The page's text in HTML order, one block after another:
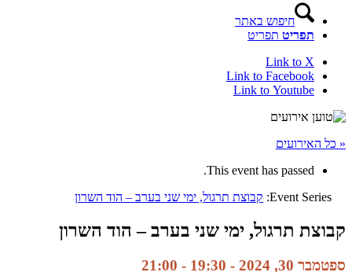
חיפוש באתר
תפריט תפריט
Link to X
Link to Facebook
Link to Youtube
« כל האירועים
This event has passed.
Event Series: קבוצת תרגול, ימי שני בערב – הוד השרון
קבוצת תרגול, ימי שני בערב – הוד השרון
ספטמבר 30, 2024 - 19:30 -
21:00